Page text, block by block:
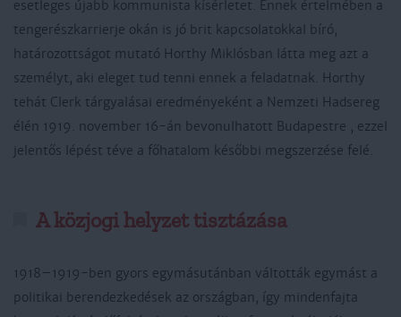
esetleges újabb kommunista kísérletet. Ennek értelmében a
tengerészkarrierje okán is jó brit kapcsolatokkal bíró,
határozottságot mutató Horthy Miklósban látta meg azt a
személyt, aki eleget tud tenni ennek a feladatnak. Horthy
tehát Clerk tárgyalásai eredményeként a Nemzeti Hadsereg
élén 1919. november 16-án bevonulhatott Budapestre , ezzel
jelentős lépést téve a főhatalom későbbi megszerzése felé.
A közjogi helyzet tisztázása
1918–1919-ben gyors egymásutánban váltották egymást a
politikai berendezkedések az országban, így mindenfajta